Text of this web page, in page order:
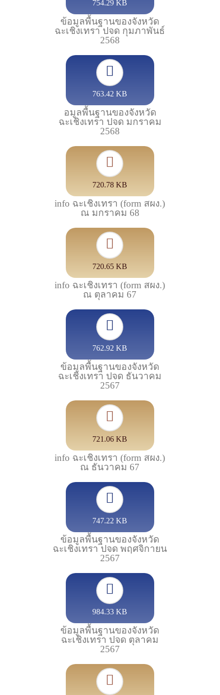
754.29 KB
ข้อมูลพื้นฐานของจังหวัด
ฉะเชิงเทรา ปจด กุมภาพันธ์
2568
763.42 KB
อมูลพื้นฐานของจังหวัด
ฉะเชิงเทรา ปจด มกราคม
2568
720.78 KB
info ฉะเชิงเทรา (form สผง.)
ณ มกราคม 68
720.65 KB
info ฉะเชิงเทรา (form สผง.)
ณ ตุลาคม 67
762.92 KB
ข้อมูลพื้นฐานของจังหวัด
ฉะเชิงเทรา ปจด ธันวาคม
2567
721.06 KB
info ฉะเชิงเทรา (form สผง.)
ณ ธันวาคม 67
747.22 KB
ข้อมูลพื้นฐานของจังหวัด
ฉะเชิงเทรา ปจด พฤศจิกายน
2567
984.33 KB
ข้อมูลพื้นฐานของจังหวัด
ฉะเชิงเทรา ปจด ตุลาคม
2567